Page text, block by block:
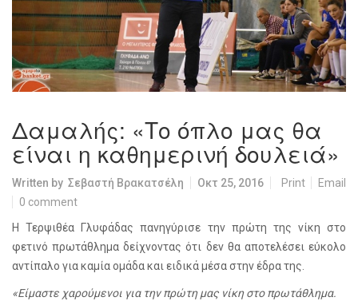
Δαμαλής: «Το όπλο μας θα
είναι η καθημερινή δουλειά»
Written by Σεβαστή Βρακατσέλη Οκτ 25, 2016 Print
Email
0 comment
Η Τερψιθέα Γλυφάδας πανηγύρισε την πρώτη της νίκη στο
φετινό πρωτάθλημα δείχνοντας ότι δεν θα αποτελέσει εύκολο
αντίπαλο για καμία ομάδα και ειδικά μέσα στην έδρα της.
«Είμαστε χαρούμενοι για την πρώτη μας νίκη στο πρωτάθλημα.